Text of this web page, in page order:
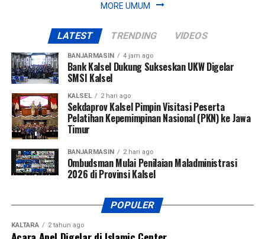
MORE UMUM
LATEST TRENDING VIDEOS
BANJARMASIN 4 jam ago
Bank Kalsel Dukung Sukseskan UKW Digelar
SMSI Kalsel
KALSEL 2 hari ago
Sekdaprov Kalsel Pimpin Visitasi Peserta
Pelatihan Kepemimpinan Nasional (PKN) ke Jawa
Timur
BANJARMASIN 2 hari ago
Ombudsman Mulai Penilaian Maladministrasi
2026 di Provinsi Kalsel
POPULER
KALTARA 2 tahun ago